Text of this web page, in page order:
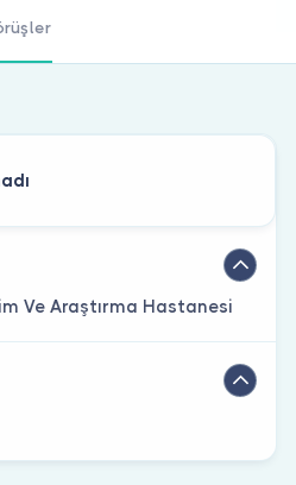
Ve Araştırma Hastanesi